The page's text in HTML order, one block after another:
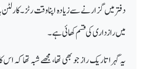
دفتر میں گزارنے سے زیادہ اپنا وقت
میں رازداری کی قسم کھائی ہے۔
یہ گہرا تاریک راز جو بھی تھا، مجھے شبہ تھا کہ